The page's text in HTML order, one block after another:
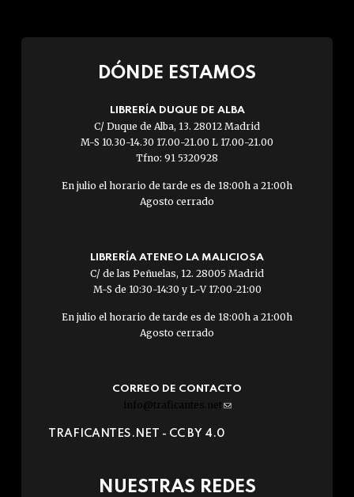
DÓNDE ESTAMOS
LIBRERÍA DUQUE DE ALBA
C/ Duque de Alba, 13. 28012 Madrid
M-S 10.30-14.30 17.00-21.00 L 17.00-21.00
Tfno: 91 5320928
En julio el horario de tarde es de 18:00h a 21:00h
Agosto cerrado
LIBRERÍA ATENEO LA MALICIOSA
C/ de las Peñuelas, 12. 28005 Madrid
M-S de 10:30-14:30 y L-V 17:00-21:00
En julio el horario de tarde es de 18:00h a 21:00h
Agosto cerrado
CORREO DE CONTACTO
info@traficantes.net (link
e-
TRAFICANTES.NET - CC BY 4.0
NUESTRAS REDES